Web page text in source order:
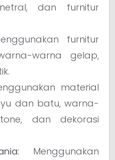
dan furnitur
furnitur
warna gelap,
material
dan batu, warna-
dan dekorasi
Menggunakan